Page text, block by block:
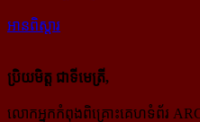
អានពិស្ដារ
ប្រិយមិត្ត ជាទីមេត្រី,
លោកអ្នកកំពុងពិគ្រោះគេហទំព័រ